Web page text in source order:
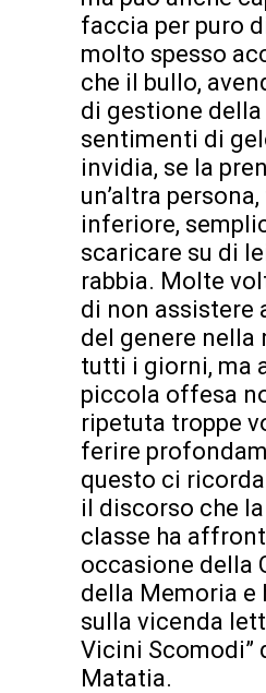
faccia per puro
molto spesso
che il bullo,
di gestione della
sentimenti di
invidia, se la
un’altra
inferiore,
scaricare su di
rabbia. Molte
di non assistere
del genere nella
tutti i giorni, ma
piccola offesa
ripetuta troppe
ferire
questo ci
il discorso che
classe ha
occasione della
della Memoria e
sulla vicenda
Vicini Scomodi”
Matatia.